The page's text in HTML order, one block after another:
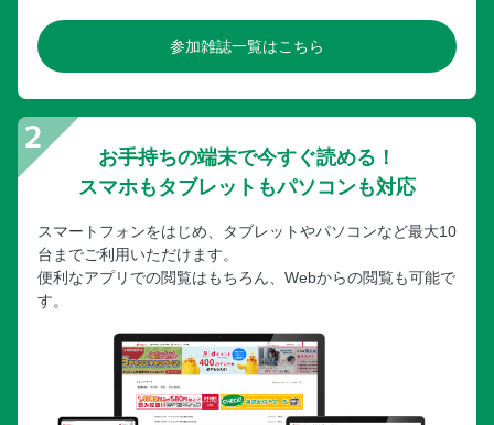
参加雑誌一覧はこちら
お手持ちの端末で今すぐ読める！
スマホもタブレットもパソコンも対応
スマートフォンをはじめ、タブレットやパソコンなど最大10
台までご利用いただけます。
便利なアプリでの閲覧はもちろん、Webからの閲覧も可能で
す。